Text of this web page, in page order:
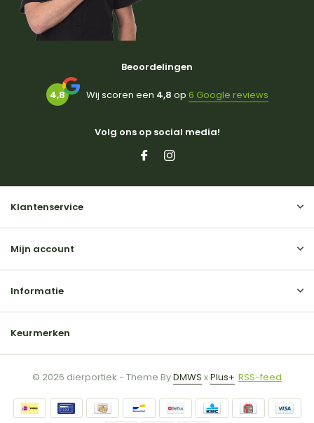
Beoordelingen
4,8 Wij scoren een 4,8 op 6 Google reviews
Volg ons op social media!
Klantenservice
Mijn account
Informatie
Keurmerken
© 2026 dierportiek - Theme ByDMWS xPlus+ RSS-feed